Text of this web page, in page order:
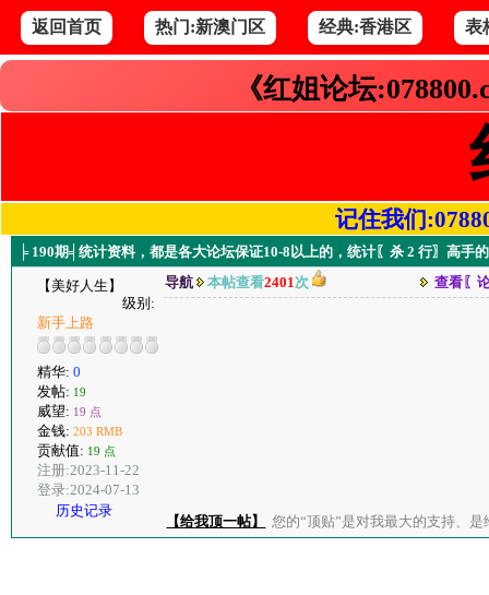
返回首页 热门:新澳门区 经典:香港区 表
《红姐论坛
记住我们
╞ 190期╡统计资料，都是各大论坛保证10-8以上的，统计〖杀 2 行〗高手
【美好人生】
级别:
新手上路
精华: 0
发帖: 19
威望: 19 点
金钱: 203 RMB
贡献值: 19 点
注册:2023-11-22
登录:2024-07-13
历史记录
导航 本帖查看2401次 查看〖
【给我顶一帖】 您的“顶贴”是对我最大的支持、